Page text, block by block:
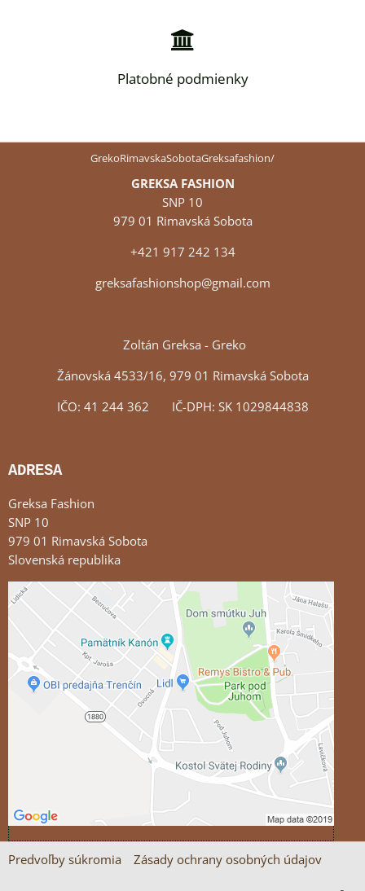
Platobné podmienky
GrekoRimavskaSobotaGreksafashion/
GREKSA FASHION
SNP 10
979 01 Rimavská Sobota
+421 917 242 134
greksafashionshop@gmail.com
Zoltán Greksa - Greko
Žánovská 4533/16, 979 01 Rimavská Sobota
IČO: 41 244 362 IČ-DPH: SK 1029844838
ADRESA
Greksa Fashion
SNP 10
979 01 Rimavská Sobota
Slovenská republika
Externý obsah je blokovaný Voľbami súkromia
Prajete si načítať externý obsah?
Povoliť tentokrát
Povoliť a zapamätať - súhlas s druhom cookie:
Funkčné
Otvoriť obsah v novom okne
Predvoľby súkromia Zásady ochrany osobných údajov